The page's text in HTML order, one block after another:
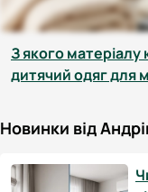
З якого
дитячий одяг для
Новинки від